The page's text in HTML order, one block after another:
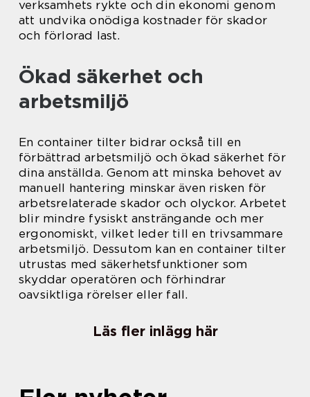
verksamhets rykte och din ekonomi genom
att undvika onödiga kostnader för skador
och förlorad last.
Ökad säkerhet och
arbetsmiljö
En container tilter bidrar också till en
förbättrad arbetsmiljö och ökad säkerhet för
dina anställda. Genom att minska behovet av
manuell hantering minskar även risken för
arbetsrelaterade skador och olyckor. Arbetet
blir mindre fysiskt ansträngande och mer
ergonomiskt, vilket leder till en trivsammare
arbetsmiljö. Dessutom kan en container tilter
utrustas med säkerhetsfunktioner som
skyddar operatören och förhindrar
oavsiktliga rörelser eller fall.
Läs fler inlägg här